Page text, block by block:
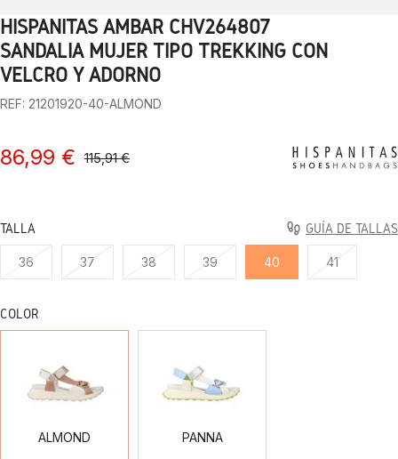
1 2 3 4 5 6 7
HISPANITAS AMBAR CHV264807
SANDALIA MUJER TIPO TREKKING CON
VELCRO Y ADORNO
REF: 21201920-40-ALMOND
86,99 € 115,91 €
TALLA GUÍA DE TALLAS
36 37 38 39 40 41
COLOR
ALMOND PANNA